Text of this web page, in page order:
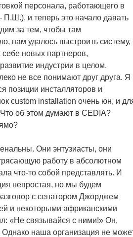
персонала, работающего в
П.Ш.), и теперь это начало давать
за тем, чтобы там
нам удалось выстроить систему,
себе новых партнеров,
индустрии в целом.
не все понимают друг друга. Я
позиции инсталляторов и
custom installation очень юн, и
об этом думают в CEDIA?
Они энтузиасты, они
работу в абсолютном
что-то собой представлять. И
непростая, но мы будем
с сенатором Джорджем
и некоторыми африканскими
«Не связывайся с ними!» Он,
наша организация не